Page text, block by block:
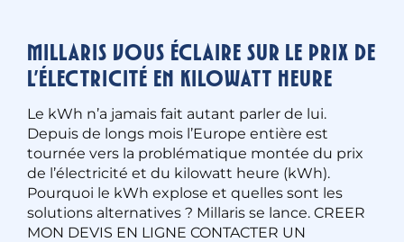
Millaris vous éclaire sur le prix de
l’électricité en kilowatt heure
Le kWh n’a jamais fait autant parler de lui.
Depuis de longs mois l’Europe entière est
tournée vers la problématique montée du prix
de l’électricité et du kilowatt heure (kWh).
Pourquoi le kWh explose et quelles sont les
solutions alternatives ? Millaris se lance. CREER
MON DEVIS EN LIGNE CONTACTER UN